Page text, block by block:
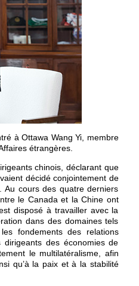
à Ottawa Wang Yi, membre
étrangères.
chinois, déclarant que
décidé conjointement de
Au cours des quatre derniers
le Canada et la Chine ont
disposé à travailler avec la
dans des domaines tels
fondements des relations
des économies de
le multilatéralisme, afin
qu’à la paix et à la stabilité